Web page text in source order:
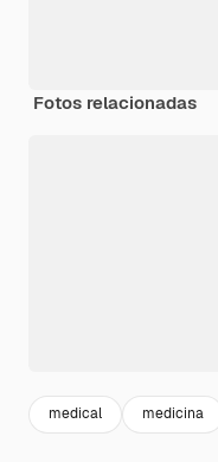
Fotos relacionadas
medical medicina